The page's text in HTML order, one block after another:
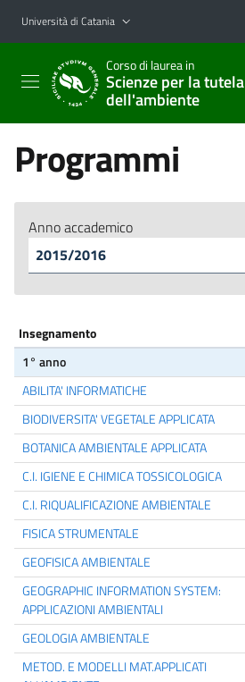
Vai al contenuto principale
Vai al menu di navigazione
Università di Catania
Corso di laurea in
Scienze per la tutela
dell'ambiente
Programmi
Anno accademico
Insegnamento
1° anno
ABILITA' INFORMATICHE
BIODIVERSITA' VEGETALE APPLICATA
BOTANICA AMBIENTALE APPLICATA
C.I. IGIENE E CHIMICA TOSSICOLOGICA
C.I. RIQUALIFICAZIONE AMBIENTALE
FISICA STRUMENTALE
GEOFISICA AMBIENTALE
GEOGRAPHIC INFORMATION SYSTEM:
APPLICAZIONI AMBIENTALI
GEOLOGIA AMBIENTALE
METOD. E MODELLI MAT.APPLICATI